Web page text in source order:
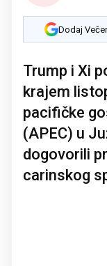
Dodaj
Trump i Xi
krajem
pacifičke
(APEC) u
dogovorili
carinskog